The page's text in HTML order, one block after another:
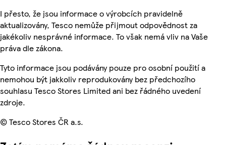
I přesto, že jsou informace o výrobcích pravidelně
aktualizovány, Tesco nemůže přijmout odpovědnost za
jakékoliv nesprávné informace. To však nemá vliv na Vaše
práva dle zákona.
Tyto informace jsou podávány pouze pro osobní použití a
nemohou být jakkoliv reprodukovány bez předchozího
souhlasu Tesco Stores Limited ani bez řádného uvedení
zdroje.
© Tesco Stores ČR a.s.